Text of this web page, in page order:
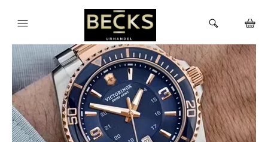
HEM
KLOCKOR
VARUMÄRKEN
BUTIKEN